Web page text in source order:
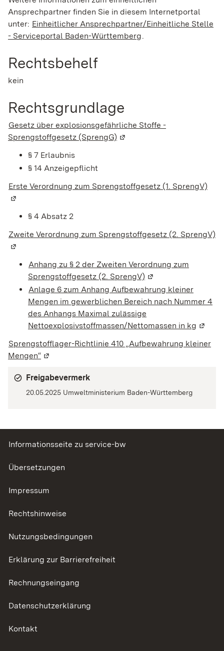
Ansprechpartner finden Sie in diesem Internetportal
unter: Einheitlicher Ansprechpartner/Einheitliche Stelle
- Serviceportal Baden-Württemberg
Rechtsbehelf
kein
Rechtsgrundlage
Gesetz über explosionsgefährliche Stoffe -
Sprengstoffgesetz (SprengG) (Wird in einem neuen
§ 7 Erlaubnis
§ 14 Anzeigepflicht
Erste Verordnung zum Sprengstoffgesetz (1. SprengV)
§ 4 Absatz 2
Zweite Verordnung zum Sprengstoffgesetz (2. SprengV)
Anhang zu § 2 der Zweiten Verordnung zum
Sprengstoffgesetz (2. SprengV) (Wird in einem
Anlage 6 zum Anhang Aufbewahrung kleiner
Mengen im gewerblichen Bereich nach Nummer 4
des Anhangs Maximal zulässige
Nettoexplosivstoffmassen/Nettomassen in kg (Wird
Sprengstofflager-Richtlinie 410 „Aufbewahrung kleiner
Mengen“ (Wird in einem neuen Fenster geöffnet)
Freigabevermerk
20.05.2025 Umweltministerium Baden-Württemberg
Informationsseite zu service-bw
Übersetzungen
Impressum
Rechtshinweise
Nutzungsbedingungen
Erklärung zur Barrierefreiheit
Rechnungseingang
Datenschutzerklärung
Kontakt